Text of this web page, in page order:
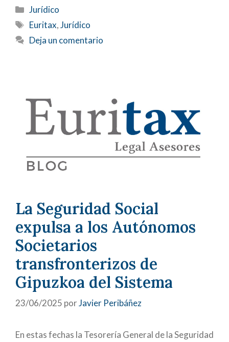
Categorías
Jurídico
Etiquetas
Euritax,Jurídico
Deja un comentario
La Seguridad Social
expulsa a los Autónomos
Societarios
transfronterizos de
Gipuzkoa del Sistema
23/06/2025 porJavier Peribáñez
En estas fechas la Tesorería General de la Seguridad